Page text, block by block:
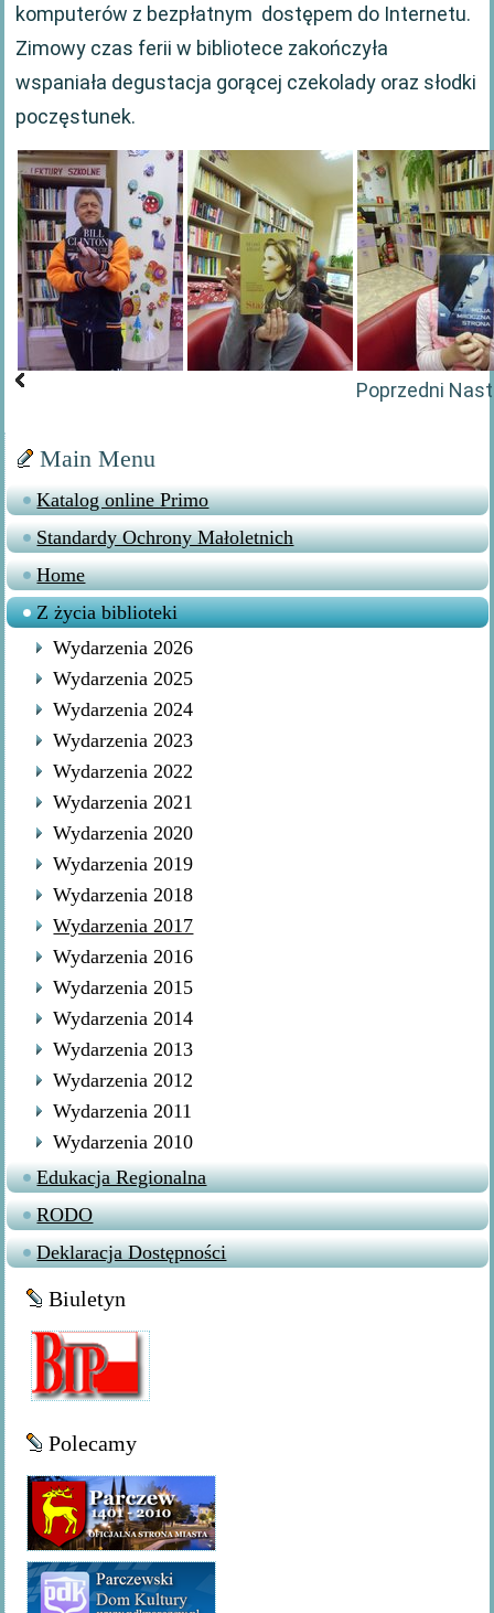
komputerów z bezpłatnym dostępem do Internetu.
Zimowy czas ferii w bibliotece zakończyła
wspaniała degustacja gorącej czekolady oraz słodki
poczęstunek.
Poprzedni
Main Menu
Katalog online Primo
Standardy Ochrony Małoletnich
Home
Z życia biblioteki
Wydarzenia 2026
Wydarzenia 2025
Wydarzenia 2024
Wydarzenia 2023
Wydarzenia 2022
Wydarzenia 2021
Wydarzenia 2020
Wydarzenia 2019
Wydarzenia 2018
Wydarzenia 2017
Wydarzenia 2016
Wydarzenia 2015
Wydarzenia 2014
Wydarzenia 2013
Wydarzenia 2012
Wydarzenia 2011
Wydarzenia 2010
Edukacja Regionalna
RODO
Deklaracja Dostępności
Biuletyn
Polecamy